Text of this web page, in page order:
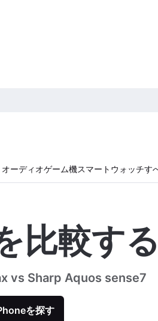
オーディオゲーム機スマートウォッチす
比較す
vs Sharp Aquos sense7
を探す